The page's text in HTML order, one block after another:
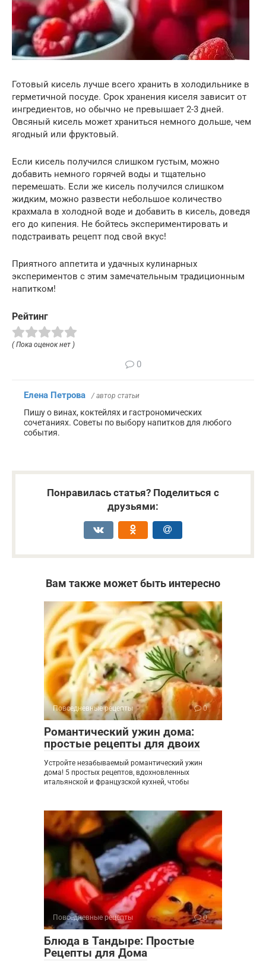
Готовый кисель лучше всего хранить в холодильнике в
герметичной посуде. Срок хранения киселя зависит от
ингредиентов, но обычно не превышает 2-3 дней.
Овсяный кисель может храниться немного дольше, чем
ягодный или фруктовый.
Если кисель получился слишком густым, можно
добавить немного горячей воды и тщательно
перемешать. Если же кисель получился слишком
жидким, можно развести небольшое количество
крахмала в холодной воде и добавить в кисель, доведя
его до кипения. Не бойтесь экспериментировать и
подстраивать рецепт под свой вкус!
Приятного аппетита и удачных кулинарных
экспериментов с этим замечательным традиционным
напитком!
Рейтинг
( Пока оценок нет )
0
Елена Петрова / автор статьи
Пишу о винах, коктейлях и гастрономических
сочетаниях. Советы по выбору напитков для любого
события.
Понравилась статья? Поделиться с
друзьями:
Вам также может быть интересно
Повседневные рецепты 0
Романтический ужин дома:
простые рецепты для двоих
Устройте незабываемый романтический ужин
дома! 5 простых рецептов, вдохновленных
итальянской и французской кухней, чтобы
Повседневные рецепты 0
Блюда в Тандыре: Простые
Рецепты для Дома